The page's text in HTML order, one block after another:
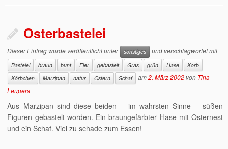
Osterbastelei
Dieser Eintrag wurde veröffentlicht unter sonstiges und verschlagwortet mit
Bastelei braun bunt Eier gebastelt Gras grün Hase
Korb
Körbchen
Marzipan natur Ostern Schaf am2. März 2002 von Tina
Leupers
Aus Marzipan sind diese beiden – im wahrsten Sinne – süßen
Figuren gebastelt worden. Ein braungefärbter Hase mit Osternest
und ein Schaf. Viel zu schade zum Essen!